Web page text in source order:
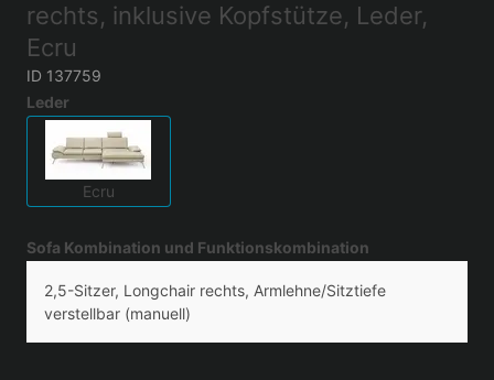
rechts, inklusive Kopfstütze, Leder,
Ecru
ID 137759
Leder
Ecru
Sofa Kombination und Funktionskombination
2,5-Sitzer, Longchair rechts, Armlehne/Sitztiefe
verstellbar (manuell)